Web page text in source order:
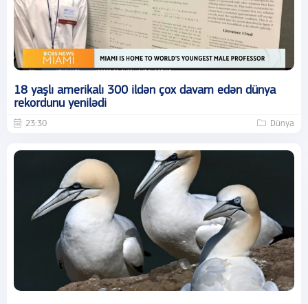
18 yaşlı amerikalı 300 ildən çox davam edən dünya
rekordunu yenilədi
23:30 Dünya